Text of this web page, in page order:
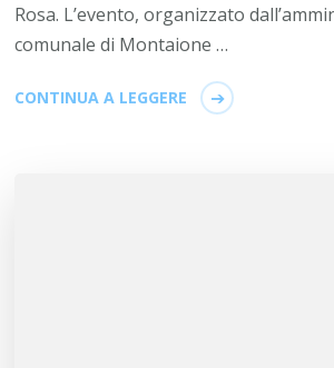
Rosa. L’evento, organizzato
comunale di Montaione …
CONTINUA A LEGGERE